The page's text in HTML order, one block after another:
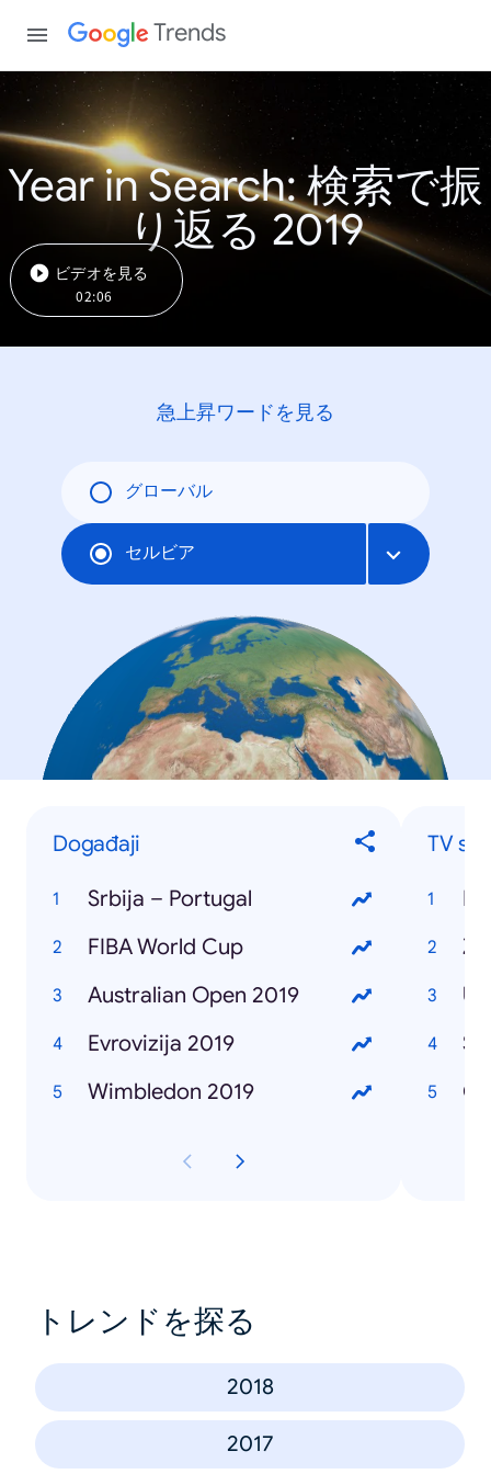
Trends
Year in Search: 検索で振
り返る 2019
ビデオを見る
02:06
急上昇ワードを見る
グローバル
セルビア
Događaji
Srbija – Portugal
FIBA World Cup
Australian Open 2019
Evrovizija 2019
Wimbledon 2019
TV
トレンドを探る
2018
2017